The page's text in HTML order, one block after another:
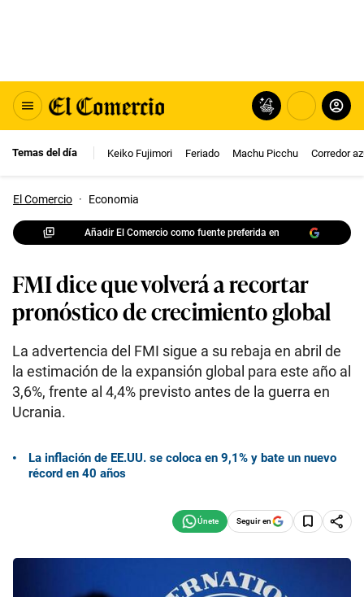
Temas del día Keiko Fujimori Feriado Machu Picchu Corredor
El Comercio · Economia
Añadir El Comercio como fuente preferida en
FMI dice que volverá a recortar
pronóstico de crecimiento global
La advertencia del FMI sigue a su rebaja en abril de
la estimación de la expansión global para este año al
3,6%, frente al 4,4% previsto antes de la guerra en
Ucrania.
La inflación de EE.UU. se coloca en 9,1% y bate un nuevo
récord en 40 años
Seguir en